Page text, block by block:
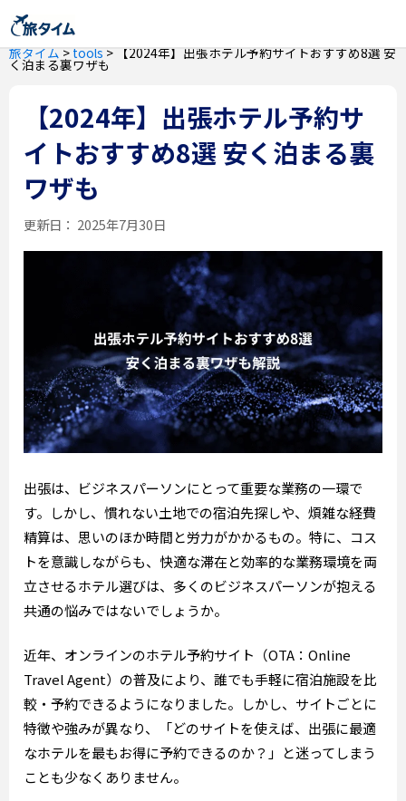
旅タイム>tools>【2024年】出張ホテル予約サイトおすすめ8選 安
く泊まる裏ワザも
【2024年】出張ホテル予約サ
イトおすすめ8選 安く泊まる裏
ワザも
更新日： 2025年7月30日
出張は、ビジネスパーソンにとって重要な業務の一環で
す。しかし、慣れない土地での宿泊先探しや、煩雑な経費
精算は、思いのほか時間と労力がかかるもの。特に、コス
トを意識しながらも、快適な滞在と効率的な業務環境を両
立させるホテル選びは、多くのビジネスパーソンが抱える
共通の悩みではないでしょうか。
近年、オンラインのホテル予約サイト（OTA：Online
Travel Agent）の普及により、誰でも手軽に宿泊施設を比
較・予約できるようになりました。しかし、サイトごとに
特徴や強みが異なり、「どのサイトを使えば、出張に最適
なホテルを最もお得に予約できるのか？」と迷ってしまう
ことも少なくありません。